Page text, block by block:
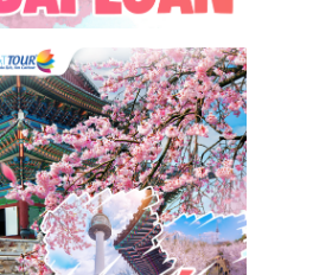
quà vặt
Chơi gì
Lặn biển
Fun
Công viên nước
tour Cửa Lò 2 ngày 1 đêm
đêm
chùa Hương
Đán
Sài Gòn